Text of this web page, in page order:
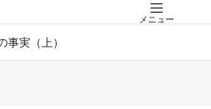
メニュー
実（上）